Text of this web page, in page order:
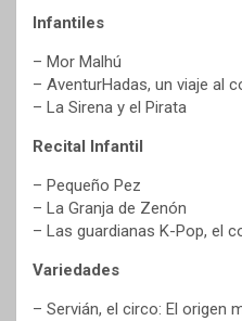
Infantiles
– Mor Malhú
– AventurHadas, un viaje al
– La Sirena y el Pirata
Recital Infantil
– Pequeño Pez
– La Granja de Zenón
– Las guardianas K-Pop, el
Variedades
– Servián, el circo: El origen